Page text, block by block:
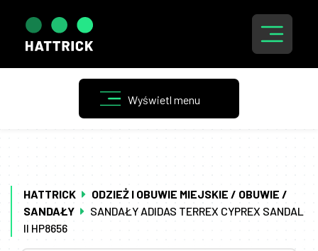
HATTRICK
ODZIEŻ I OBUWIE MIEJSKIE / OBUWIE /
SANDAŁY
SANDAŁY ADIDAS TERREX CYPREX SANDAL
II HP8656